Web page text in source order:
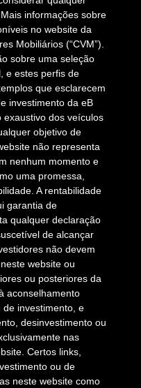
informações sobre
no website da
Mobiliários (“CVM”).
sobre uma seleção
e estes perfis de
que esclarecem
investimento da eB
exaustivo dos veículos
objetivo de
não representa
nenhum momento e
uma promessa,
A rentabilidade
garantia de
qualquer declaração
de alcançar
não devem
website ou
ou posteriores da
aconselhamento
de investimento, e
desinvestimento ou
nas
Certos links,
ou de
neste website como